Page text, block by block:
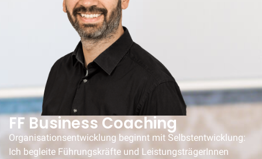
FF Business Coaching
Organisationsentwicklung beginnt mit Selbstentwicklung:
Ich begleite Führungskräfte und LeistungsträgerInnen